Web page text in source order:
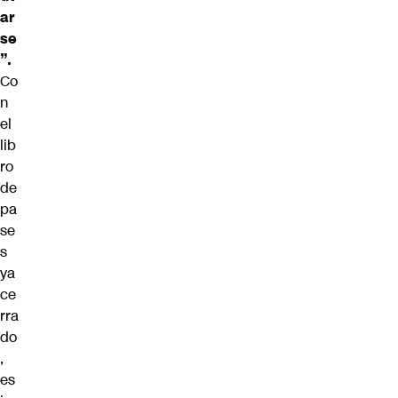
ar
se
”.
Co
n
el
lib
ro
de
pa
se
s
ya
ce
rra
do
,
es